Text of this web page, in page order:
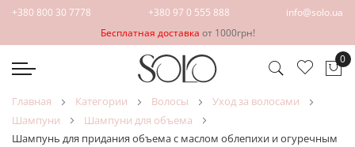
+380 800 30 7778 +380 97 0 555 888
info@solo.ua
Бесплатная доставка от 1000грн!
0
главная категории волосы
уход за волосами
шампуни
шампуни для объема
Шампунь для придания объема с маслом облепихи и огуречным